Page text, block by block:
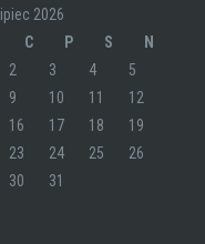
lipiec 2026
C P S
N
2 3 4
5
9 10 11
12
16 17 18
19
23 24 25
26
30 31